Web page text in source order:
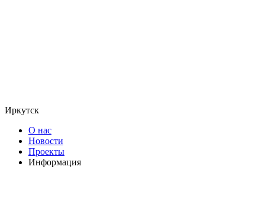
Иркутск
О нас
Новости
Проекты
Информация